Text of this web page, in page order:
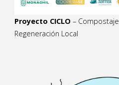
Proyecto CICLO –
Regeneración Local